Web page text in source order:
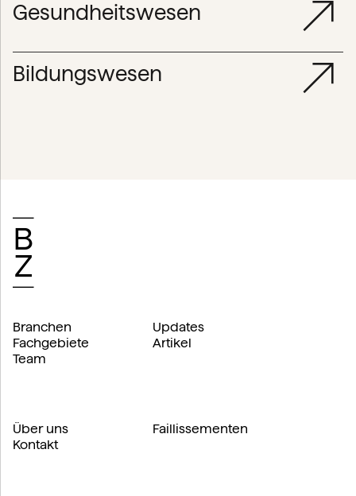
Gesundheitswesen
Bildungswesen
Branchen
Fachgebiete
Team
Updates
Artikel
Über uns
Kontakt
Faillissementen